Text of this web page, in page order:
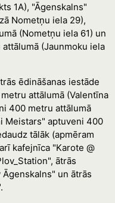
1A), "Āgenskalns"
Nometņu iela 29),
(Nometņu iela 61) un
(Jaunmoku iela
ēdināšanas iestāde
attālumā (Valentīna
400 metru attālumā
Meistars" aptuveni 400
tālāk (apmēram
kafejnīca "Karote @
ātrās
un ātrās